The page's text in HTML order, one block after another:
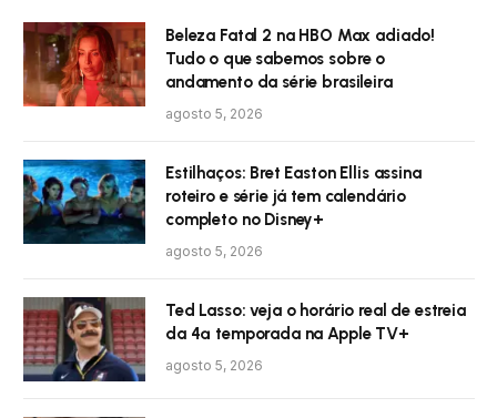
Beleza Fatal 2 na HBO Max adiado!
Tudo o que sabemos sobre o
andamento da série brasileira
agosto 5, 2026
Estilhaços: Bret Easton Ellis assina
roteiro e série já tem calendário
completo no Disney+
agosto 5, 2026
Ted Lasso: veja o horário real de estreia
da 4ª temporada na Apple TV+
agosto 5, 2026